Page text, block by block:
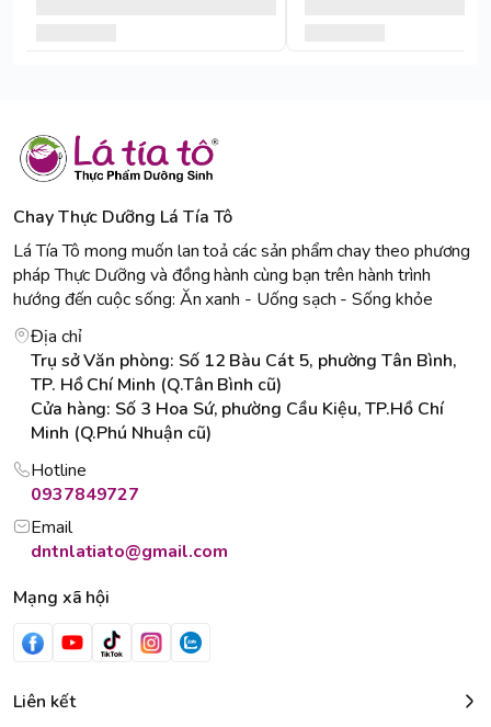
Chay Thực Dưỡng Lá Tía Tô
Lá Tía Tô mong muốn lan toả các sản phẩm chay theo phương
pháp Thực Dưỡng và đồng hành cùng bạn trên hành trình
hướng đến cuộc sống: Ăn xanh - Uống sạch - Sống khỏe
Địa chỉ
Trụ sở Văn phòng: Số 12 Bàu Cát 5, phường Tân Bình,
TP. Hồ Chí Minh (Q.Tân Bình cũ)
Cửa hàng: Số 3 Hoa Sứ, phường Cầu Kiệu, TP.Hồ Chí
Minh (Q.Phú Nhuận cũ)
Hotline
0937849727
Email
dntnlatiato@gmail.com
Mạng xã hội
Liên kết